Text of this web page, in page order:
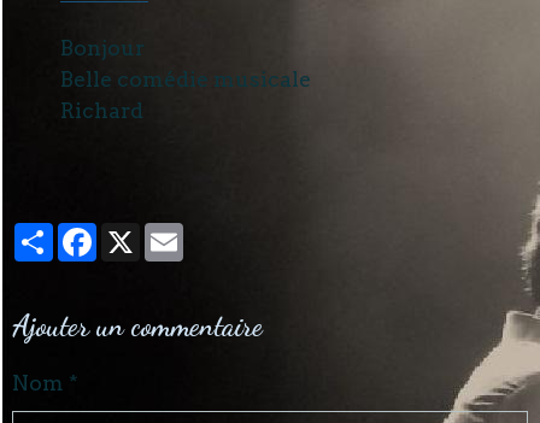
Bonjour
Belle comédie musicale
Richard
PartagerFacebook
X
Ajouter un commentaire
Nom